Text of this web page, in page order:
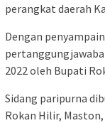
perangkat daerah
Dengan
2022 oleh Bupati
Sidang paripurna
Rokan Hilir,